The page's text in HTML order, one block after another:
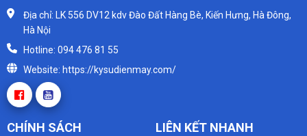
Địa chỉ: LK 556 DV12 kdv Đào Đất Hàng Bè, Kiến Hưng, Hà Đông,
Hà Nội
Hotline: 094 476 81 55
Website: https://kysudienmay.com/
CHÍNH SÁCH LIÊN KẾT NHANH